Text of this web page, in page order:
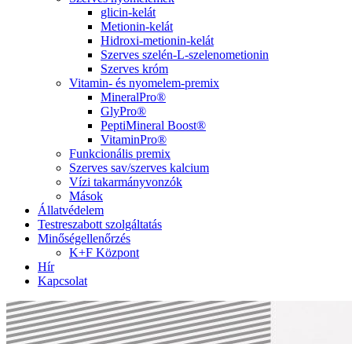
glicin-kelát
Metionin-kelát
Hidroxi-metionin-kelát
Szerves szelén-L-szelenometionin
Szerves króm
Vitamin- és nyomelem-premix
MineralPro®
GlyPro®
PeptiMineral Boost®
VitaminPro®
Funkcionális premix
Szerves sav/szerves kalcium
Vízi takarmányvonzók
Mások
Állatvédelem
Testreszabott szolgáltatás
Minőségellenőrzés
K+F Központ
Hír
Kapcsolat